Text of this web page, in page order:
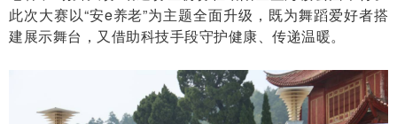
此次大赛以“安e养老”为主题全面升级，既为舞蹈爱好者搭
建展示舞台，又借助科技手段守护健康、传递温暖。